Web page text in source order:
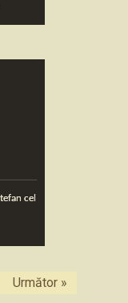
Următor »